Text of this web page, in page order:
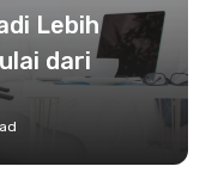
Lebih
dari